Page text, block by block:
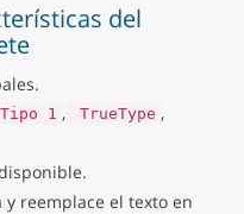
del
Tipo 1 , TrueType ,
reemplace el texto en